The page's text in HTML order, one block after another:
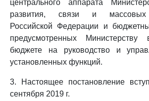
центрального аппарата
развития, связи и массовых
Российской Федерации и
предусмотренных
бюджете на руководство и
установленных функций.
3. Настоящее постановление
сентября 2019 г.